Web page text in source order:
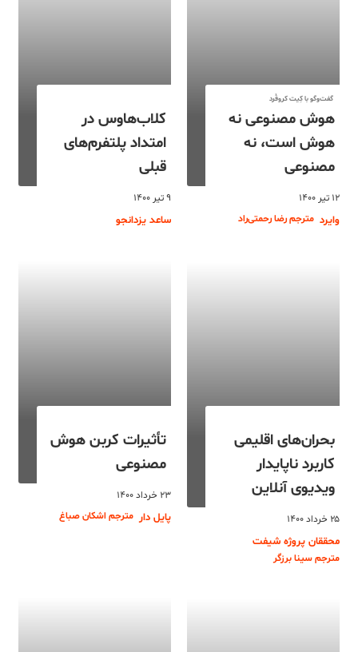
گفت‌وگو با کِیت کروفُرد
هوش مصنوعی نه
هوش است، نه
مصنوعی
۱۲ تیر ۱۴۰۰
وایرد مترجم رضا رحمتی‌راد
کلاب‌هاوس در
امتداد پلتفرم‌های
قبلی
۹ تیر ۱۴۰۰
ساعد یزدانجو
بحران‌های اقلیمی
کاربرد ناپایدار
ویدیوی آنلاین
۲۵ خرداد ۱۴۰۰
محققان پروژه شیفت
مترجم سینا برزگر
تأثیرات کربن هوش
مصنوعی
۲۳ خرداد ۱۴۰۰
پایل دار مترجم اشکان صباغ